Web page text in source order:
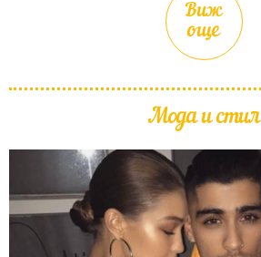
Виж
още
Мода и стил